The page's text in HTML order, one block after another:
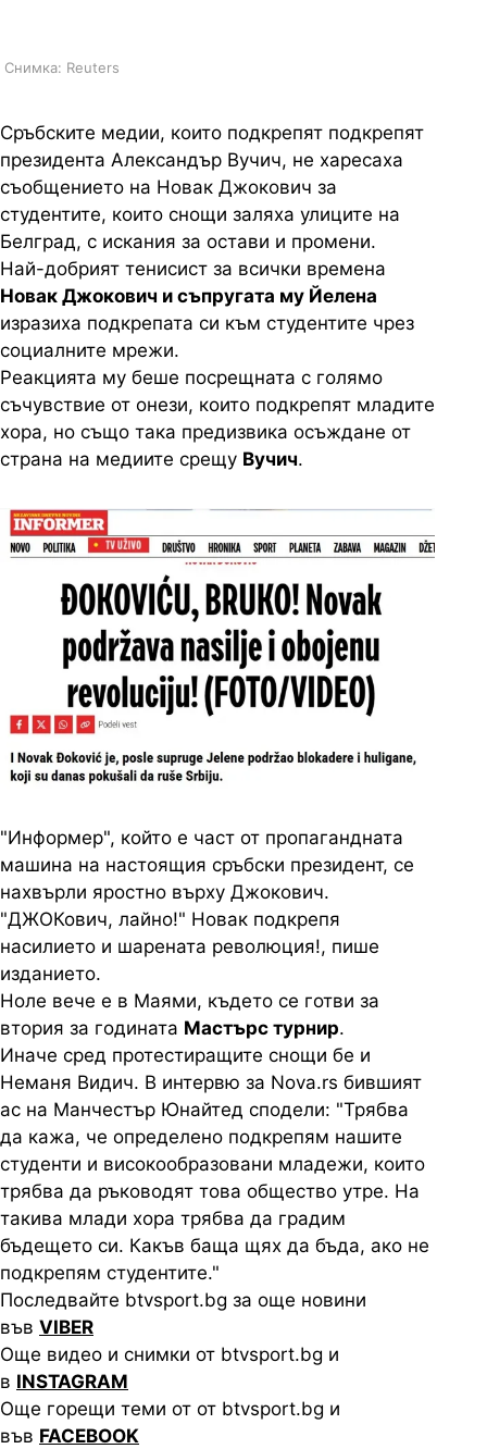
Снимка: Reuters
Сръбските медии, които подкрепят подкрепят
президента Александър Вучич, не харесаха
съобщението на Новак Джокович за
студентите, които снощи заляха улиците на
Белград, с искания за остави и промени.
Най-добрият тенисист за всички времена
Новак Джокович и съпругата му Йелена
изразиха подкрепата си към студентите чрез
социалните мрежи.
Реакцията му беше посрещната с голямо
съчувствие от онези, които подкрепят младите
хора, но също така предизвика осъждане от
страна на медиите срещу Вучич.
"Информер", който е част от пропагандната
машина на настоящия сръбски президент, се
нахвърли яростно върху Джокович.
"ДЖОКович, лайно!" Новак подкрепя
насилието и шарената революция!, пише
изданието.
Ноле вече е в Маями, където се готви за
втория за годината Мастърс турнир.
Иначе сред протестиращите снощи бе и
Неманя Видич. В интервю за Nova.rs бившият
ас на Манчестър Юнайтед сподели: "Трябва
да кажа, че определено подкрепям нашите
студенти и високообразовани младежи, които
трябва да ръководят това общество утре. На
такива млади хора трябва да градим
бъдещето си. Какъв баща щях да бъда, ако не
подкрепям студентите."
Последвайте btvsport.bg за още новини
във VIBER
Още видео и снимки от btvsport.bg и
в INSTAGRAM
Още горещи теми от от btvsport.bg и
във FACEBOOK